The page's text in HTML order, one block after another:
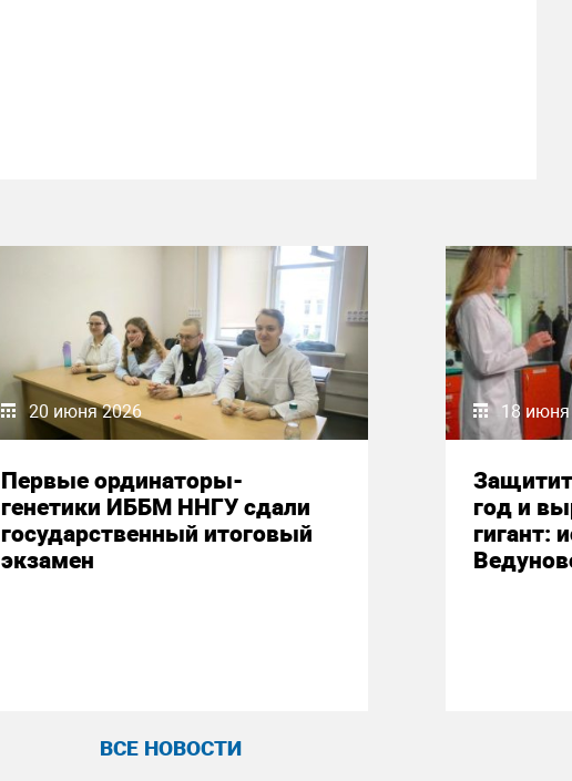
20 июня 2026
Первые ординаторы-
генетики ИББМ ННГУ сдали
государственный итоговый
экзамен
18
год и
гигант:
ВСЕ НОВОСТИ